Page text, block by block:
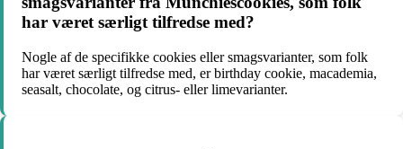
har været særligt tilfredse med?
Nogle af de specifikke cookies eller smagsvarianter, som folk
har været særligt tilfredse med, er birthday cookie, macademia,
seasalt, chocolate, og citrus- eller limevarianter.